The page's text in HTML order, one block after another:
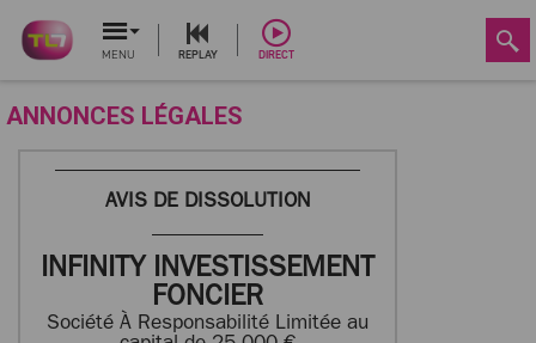
MENU REPLAY DIRECT
ANNONCES LÉGALES
AVIS DE DISSOLUTION
INFINITY INVESTISSEMENT
FONCIER
Société À Responsabilité Limitée au